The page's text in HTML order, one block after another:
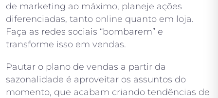
de marketing ao máximo, planeje ações
diferenciadas, tanto online quanto em loja.
Faça as redes sociais “bombarem” e
transforme isso em vendas.
Pautar o plano de vendas a partir da
sazonalidade é aproveitar os assuntos do
momento, que acabam criando tendências de